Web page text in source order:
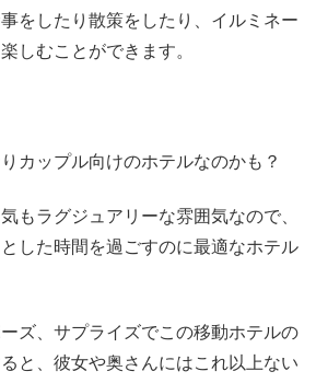
をしたり散策をしたり、イルミネー
しむことができます。
カップル向けのホテルなのかも？
もラグジュアリーな雰囲気なので、
した時間を過ごすのに最適なホテル
ズ、サプライズでこの移動ホテルの
と、彼女や奥さんにはこれ以上ない